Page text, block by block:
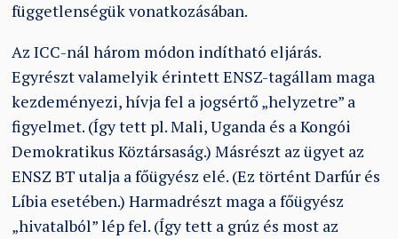
függetlenségük vonatkozásában.
Az ICC-nál három módon indítható eljárás.
Egyrészt valamelyik érintett ENSZ-tagállam maga
kezdeményezi, hívja fel a jogsértő „helyzetre” a
figyelmet. (Így tett pl. Mali, Uganda és a Kongói
Demokratikus Köztársaság.) Másrészt az ügyet az
ENSZ BT utalja a főügyész elé. (Ez történt Darfúr és
Líbia esetében.) Harmadrészt maga a főügyész
„hivatalból” lép fel. (Így tett a grúz és most az